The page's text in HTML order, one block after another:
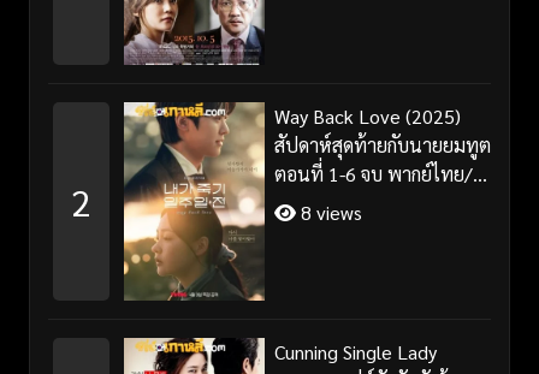
2
Way Back Love (2025)
สัปดาห์สุดท้ายกับนายยมทูต
ตอนที่ 1-6 จบ พากย์ไทย/
ซับไทย
8 views
Cunning Single Lady